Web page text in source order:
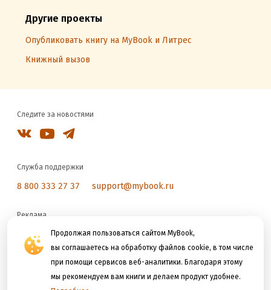
Продолжая пользоваться сайтом MyBook,
вы соглашаетесь на обработку файлов cookie, в том числе
при помощи сервисов веб-аналитики. Благодаря этому
мы рекомендуем вам книги и делаем продукт удобнее.
Другие проекты
Опубликовать книгу на MyBook и Литрес
Книжный вызов
Следите за новостями
Служба поддержки
8 800 333 27 37 support@mybook.ru
Реклама
reklama@litres.ru
Мы принимаем к оплате